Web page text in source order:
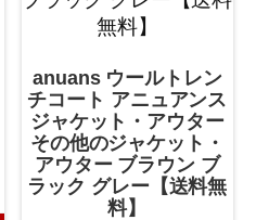
anuans ウールトレン
チコート アニュアンス
ジャケット・アウター
その他のジャケット・
アウター ブラウン ブ
ラック グレー【送料無
料】